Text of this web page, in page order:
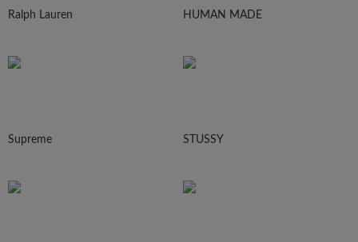
Ralph Lauren HUMAN MADE
Supreme STUSSY